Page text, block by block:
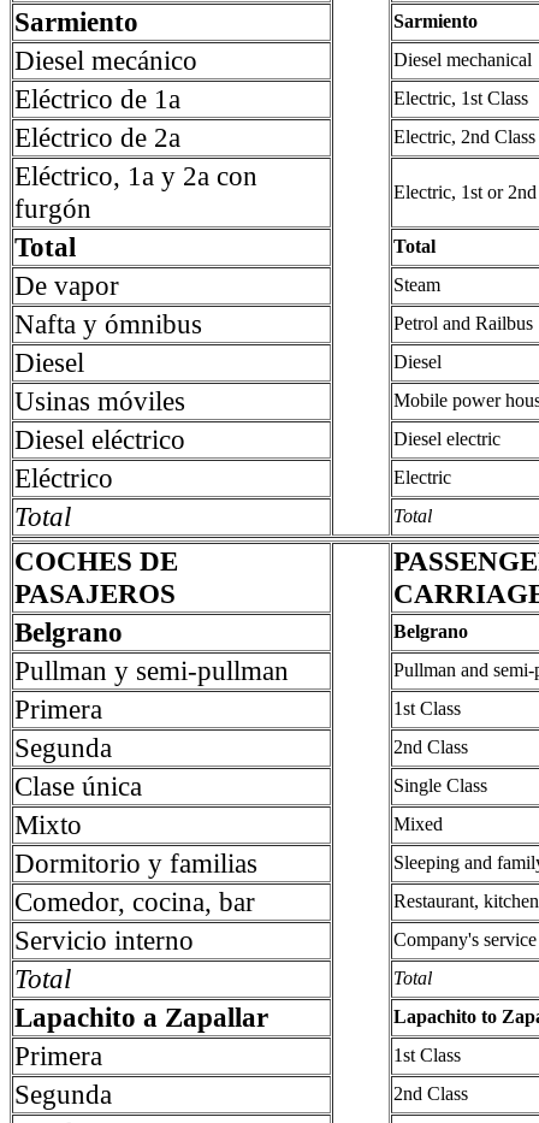
Sarmiento Sarmiento
Diesel mecánico Diesel mechanical
Eléctrico de 1a Electric, 1st Class
Eléctrico de 2a Electric, 2nd Class
Eléctrico, 1a y 2a con
furgón
Electric, 1st or
Total Total
De vapor Steam
Nafta y ómnibus Petrol and Railbus
Diesel Diesel
Usinas móviles Mobile power
Diesel eléctrico Diesel electric
Eléctrico Electric
Total Total
COCHES DE
PASAJEROS
Belgrano
Belgrano
Pullman y semi-pullman Pullman and
Primera 1st Class
Segunda 2nd Class
Clase única Single Class
Mixto Mixed
Dormitorio y familias Sleeping and
Comedor, cocina, bar Restaurant,
Servicio interno Company's service
Total Total
Lapachito a Zapallar Lapachito to
Primera 1st Class
Segunda 2nd Class